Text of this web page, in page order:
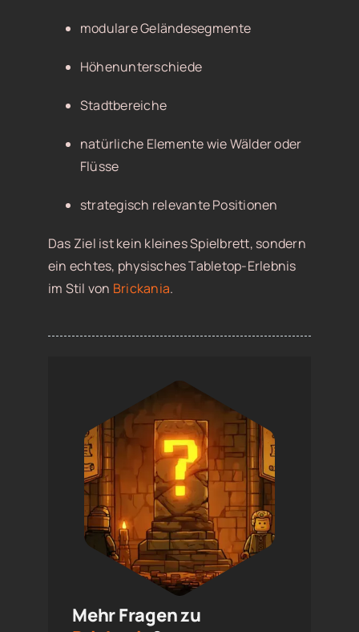
modulare Geländesegmente
Höhenunterschiede
Stadtbereiche
natürliche Elemente wie Wälder oder
Flüsse
strategisch relevante Positionen
Das Ziel ist kein kleines Spielbrett, sondern
ein echtes, physisches Tabletop-Erlebnis
im Stil von Brickania.
Mehr Fragen zu